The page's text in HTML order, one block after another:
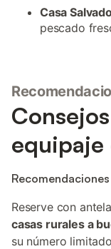
Casa
pescado
equipaje
Reserve con
casas rurales a
su número